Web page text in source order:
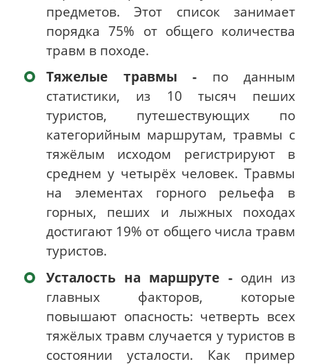
предметов. Этот список занимает
порядка 75% от общего количества
травм в походе.
Тяжелые травмы - по данным
статистики, из 10 тысяч пеших
туристов, путешествующих по
категорийным маршрутам, травмы с
тяжёлым исходом регистрируют в
среднем у четырёх человек. Травмы
на элементах горного рельефа в
горных, пеших и лыжных походах
достигают 19% от общего числа травм
туристов.
Усталость на маршруте -один из
главных факторов, которые
повышают опасность: четверть всех
тяжёлых травм случается у туристов в
состоянии усталости. Как пример